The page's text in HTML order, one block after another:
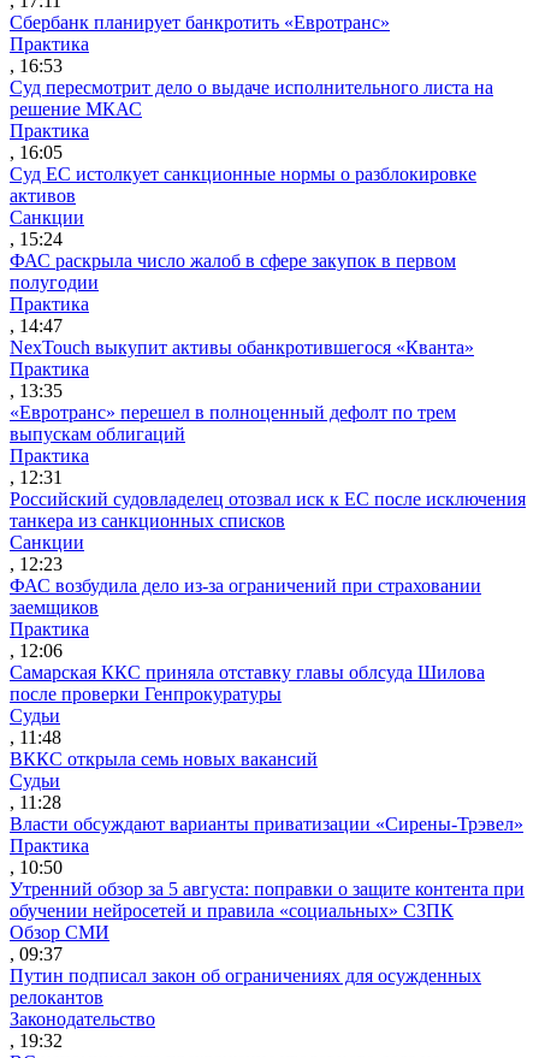
Сбербанк планирует банкротить «Евротранс»
Практика
, 16:53
Суд пересмотрит дело о выдаче исполнительного листа на
решение МКАС
Практика
, 16:05
Суд ЕС истолкует санкционные нормы о разблокировке
активов
Санкции
, 15:24
ФАС раскрыла число жалоб в сфере закупок в первом
полугодии
Практика
, 14:47
NexTouch выкупит активы обанкротившегося «Кванта»
Практика
, 13:35
«Евротранс» перешел в полноценный дефолт по трем
выпускам облигаций
Практика
, 12:31
Российский судовладелец отозвал иск к ЕС после исключения
танкера из санкционных списков
Санкции
, 12:23
ФАС возбудила дело из-за ограничений при страховании
заемщиков
Практика
, 12:06
Самарская ККС приняла отставку главы облсуда Шилова
после проверки Генпрокуратуры
Судьи
, 11:48
ВККС открыла семь новых вакансий
Судьи
, 11:28
Власти обсуждают варианты приватизации «Сирены-Трэвел»
Практика
, 10:50
Утренний обзор за 5 августа: поправки о защите контента при
обучении нейросетей и правила «социальных» СЗПК
Обзор СМИ
, 09:37
Путин подписал закон об ограничениях для осужденных
релокантов
Законодательство
, 19:32